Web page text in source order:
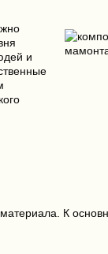
и
материала. К